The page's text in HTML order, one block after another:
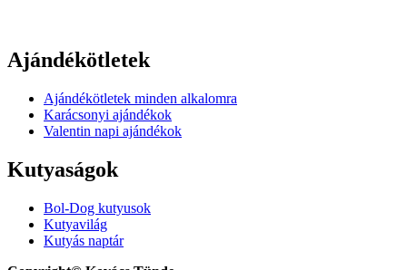
Ajándékötletek
Ajándékötletek minden alkalomra
Karácsonyi ajándékok
Valentin napi ajándékok
Kutyaságok
Bol-Dog kutyusok
Kutyavilág
Kutyás naptár